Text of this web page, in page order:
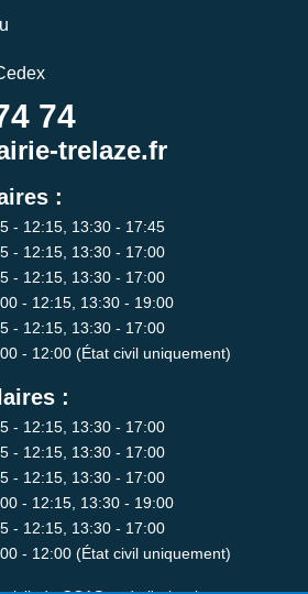
74
trelaze.fr
:
- 12:15, 13:30 - 17:45
- 12:15, 13:30 - 17:00
- 12:15, 13:30 - 17:00
- 12:15, 13:30 - 19:00
- 12:15, 13:30 - 17:00
- 12:00 (État civil uniquement)
:
- 12:15, 13:30 - 17:00
- 12:15, 13:30 - 17:00
- 12:15, 13:30 - 17:00
- 12:15, 13:30 - 19:00
- 12:15, 13:30 - 17:00
- 12:00 (État civil uniquement)